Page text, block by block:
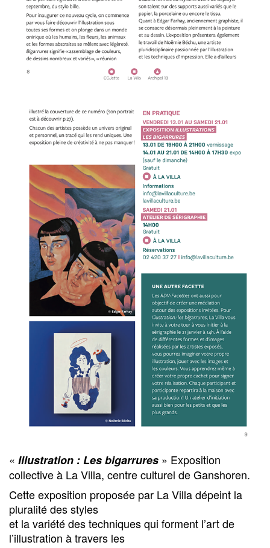
« Illustration : Les bigarrures » Exposition
collective à La Villa, centre culturel de Ganshoren.
Cette exposition proposée par La Villa dépeint la
pluralité des styles
et la variété des techniques qui forment l’art de
l’illustration à travers les